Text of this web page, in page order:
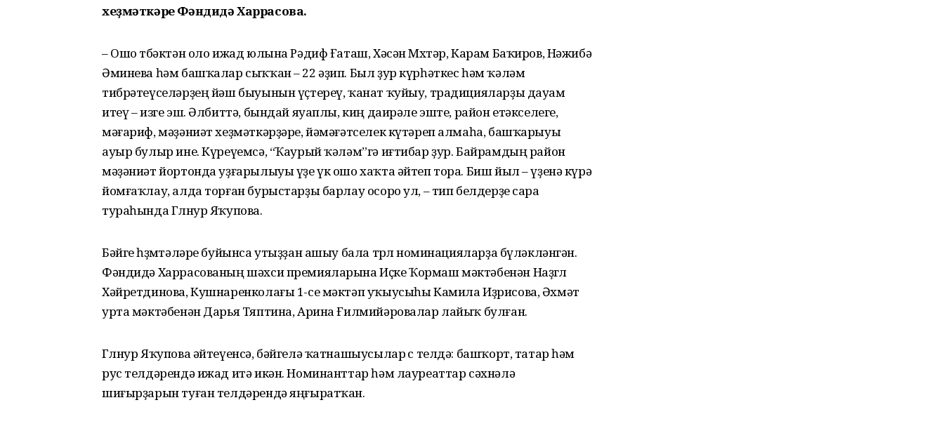
хеҙмәткәре Фәндидә Харрасова.
– Ошо төбәктән оло ижад юлына Рәдиф Ғаташ, Хәсән Мөхтәр, Карам Баҡиров, Нәжибә
Әминева һәм башҡалар сыҡҡан – 22 әҙип. Был ҙур күрһәткес һәм ҡәләм
тибрәтеүселәрҙең йәш быуынын үҫтереү, ҡанат ҡуйыу, традицияларҙы дауам
итеү – изге эш. Әлбиттә, бындай яуаплы, киң даирәле эште, район етәкселеге,
мәғариф, мәҙәниәт хеҙмәткәрҙәре, йәмәғәтселек күтәреп алмаһа, башҡарыуы
ауыр булыр ине. Күреүемсә, “Ҡаурый ҡәләм”гә иғтибар ҙур. Байрамдың район
мәҙәниәт йортонда уҙғарылыуы үҙе үк ошо хаҡта әйтеп тора. Биш йыл – үҙенә күрә
йомғаҡлау, алда торған бурыстарҙы барлау осоро ул, – тип белдерҙе сара
тураһында Гөлнур Яҡупова.
Бәйге һөҙөмтәләре буйынса утыҙҙан ашыу бала төрлө номинацияларҙа бүләкләнгән.
Фәндидә Харрасованың шәхси премияларына Иҫке Ҡормаш мәктәбенән Наҙгөл
Хәйретдинова, Кушнаренколағы 1-се мәктәп уҡыусыһы Камила Иҙрисова, Әхмәт
урта мәктәбенән Дарья Тяптина, Арина Ғилмийәровалар лайыҡ булған.
Гөлнур Яҡупова әйтеүенсә, бәйгелә ҡатнашыусылар өс телдә: башҡорт, татар һәм
рус телдәрендә ижад итә икән. Номинанттар һәм лауреаттар сәхнәлә
шиғырҙарын туған телдәрендә яңғыратҡан.